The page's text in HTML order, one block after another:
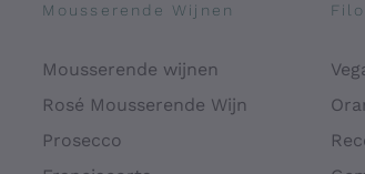
Mousserende Wijnen
Mousserende wijnen
Rosé Mousserende Wijn
Prosecco